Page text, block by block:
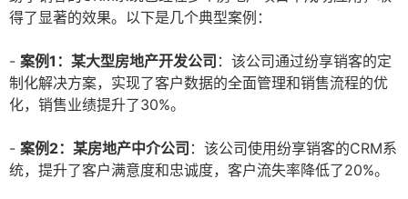
得了显著的效果。以下是几个典型案例：
- 案例1：某大型房地产开发公司 ：该公司通过纷享销客的定
制化解决方案，实现了客户数据的全面管理和销售流程的优
化，销售业绩提升了30%。
- 案例2：某房地产中介公司 ：该公司使用纷享销客的CRM系
统，提升了客户满意度和忠诚度，客户流失率降低了20%。